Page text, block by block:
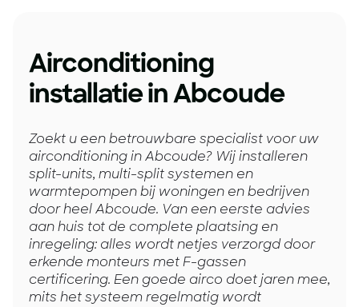
Airconditioning
installatie in Abcoude
Zoekt u een betrouwbare specialist voor uw
airconditioning in Abcoude? Wij installeren
split-units, multi-split systemen en
warmtepompen bij woningen en bedrijven
door heel Abcoude. Van een eerste advies
aan huis tot de complete plaatsing en
inregeling: alles wordt netjes verzorgd door
erkende monteurs met F-gassen
certificering. Een goede airco doet jaren mee,
mits het systeem regelmatig wordt